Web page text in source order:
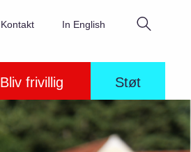
Bliv frivillig Støt
Kontakt In English Søg